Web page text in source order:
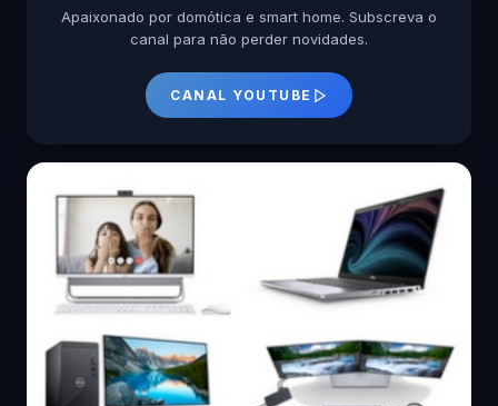
Apaixonado por domótica e smart home. Subscreva o
canal para não perder novidades.
CANAL YOUTUBE